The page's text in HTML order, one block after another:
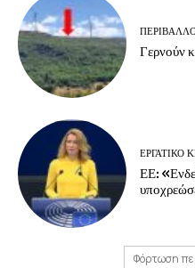
Γερνούν
ΕΡΓΑΤΙΚΟ
ΕΕ:
Φόρτωση